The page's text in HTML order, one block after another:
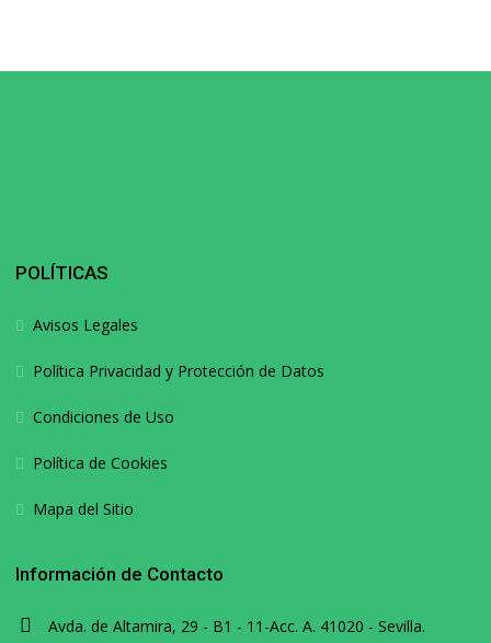
POLÍTICAS
Avisos Legales
Política Privacidad y Protección de Datos
Condiciones de Uso
Política de Cookies
Mapa del Sitio
Información de Contacto
Avda. de Altamira, 29 - B1 - 11-Acc. A. 41020 - Sevilla.